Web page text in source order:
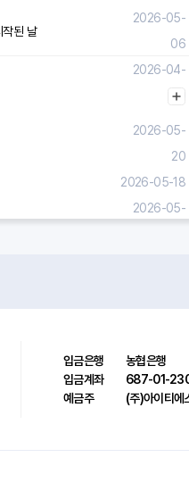
작된 날
2026-05-
06
2026-04-
29
2026-05-
20
2026-05-18
2026-05-
입금은행
농협은행
입금계좌
687-01-
예금주
(주)아이티에